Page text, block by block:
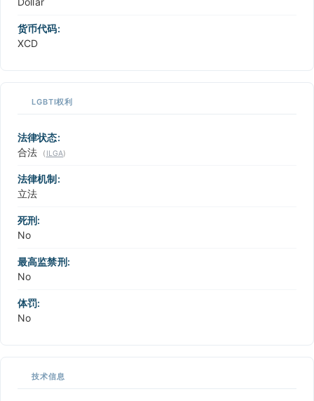
货币代码:
XCD
LGBTI权利
法律状态:
合法
( ILGA)
法律机制:
立法
死刑:
No
最高监禁刑:
No
体罚:
No
技术信息